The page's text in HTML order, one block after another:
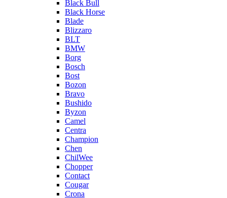
Black Bull
Black Horse
Blade
Blizzaro
BLT
BMW
Borg
Bosch
Bost
Bozon
Bravo
Bushido
Byzon
Camel
Centra
Champion
Chen
ChilWee
Chopper
Contact
Cougar
Crona